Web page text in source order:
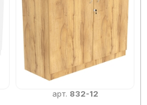
арт. 832-12